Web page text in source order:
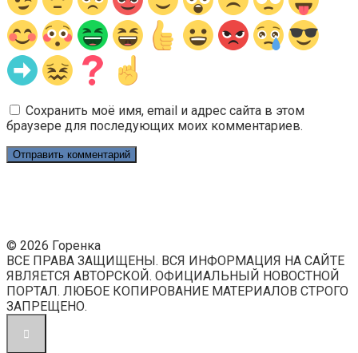
Сохранить моё имя, email и адрес сайта в этом
браузере для последующих моих комментариев.
© 2026 Горенка
ВСЕ ПРАВА ЗАЩИЩЕНЫ. ВСЯ ИНФОРМАЦИЯ НА САЙТЕ
ЯВЛЯЕТСЯ АВТОРСКОЙ. ОФИЦИАЛЬНЫЙ НОВОСТНОЙ
ПОРТАЛ. ЛЮБОЕ КОПИРОВАНИЕ МАТЕРИАЛОВ СТРОГО
ЗАПРЕЩЕНО.